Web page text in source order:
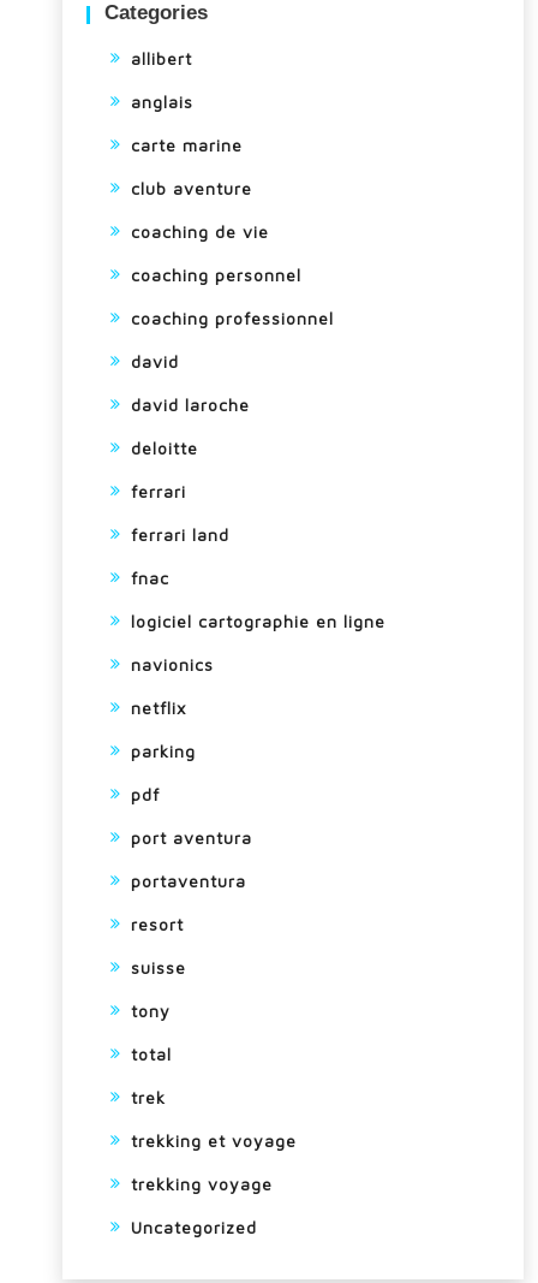
Categories
allibert
anglais
carte marine
club aventure
coaching de vie
coaching personnel
coaching professionnel
david
david laroche
deloitte
ferrari
ferrari land
fnac
logiciel cartographie en ligne
navionics
netflix
parking
pdf
port aventura
portaventura
resort
suisse
tony
total
trek
trekking et voyage
trekking voyage
Uncategorized